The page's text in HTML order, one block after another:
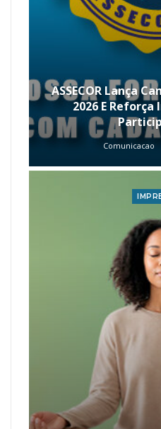
ASSECOR Lança
2026 E
Comunicacao